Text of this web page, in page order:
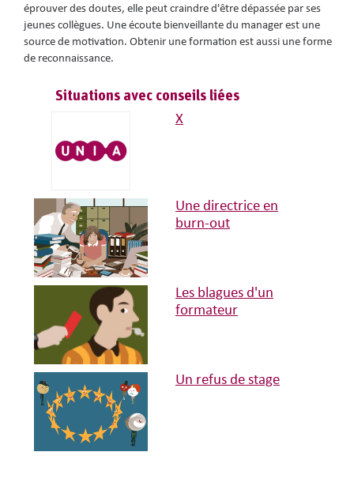
éprouver des doutes, elle peut craindre d'être dépassée par ses
jeunes collègues. Une écoute bienveillante du manager est une
source de motivation. Obtenir une formation est aussi une forme
de reconnaissance.
Situations avec conseils liées
X
Une directrice en
burn-out
Les blagues d'un
formateur
Un refus de stage